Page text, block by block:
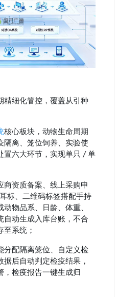
细化管控，覆盖从引种
核心板块，动物生命周期
离、笼位饲养、实验使
置六大环节，实现单只 / 单
资质备案、线上采购申
标、二维码标签搭配手持
物品系、日龄、体重、
动生成入库台账，不合
系统；
配隔离笼位、自定义检
后自动判定检疫结果，
检疫报告一键生成归